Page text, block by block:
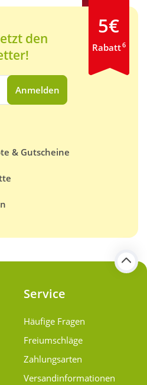
den
Anmelden
& Gutscheine
5€
Rabatt6
Service
Häufige Fragen
Freiumschläge
Zahlungsarten
Versand­informationen